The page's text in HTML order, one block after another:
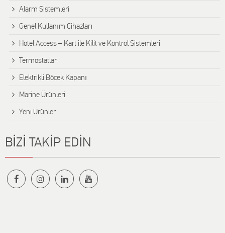
Alarm Sistemleri
Genel Kullanım Cihazları
Hotel Access – Kart ile Kilit ve Kontrol Sistemleri
Termostatlar
Elektrikli Böcek Kapanı
Marine Ürünleri
Yeni Ürünler
BİZİ TAKİP EDİN